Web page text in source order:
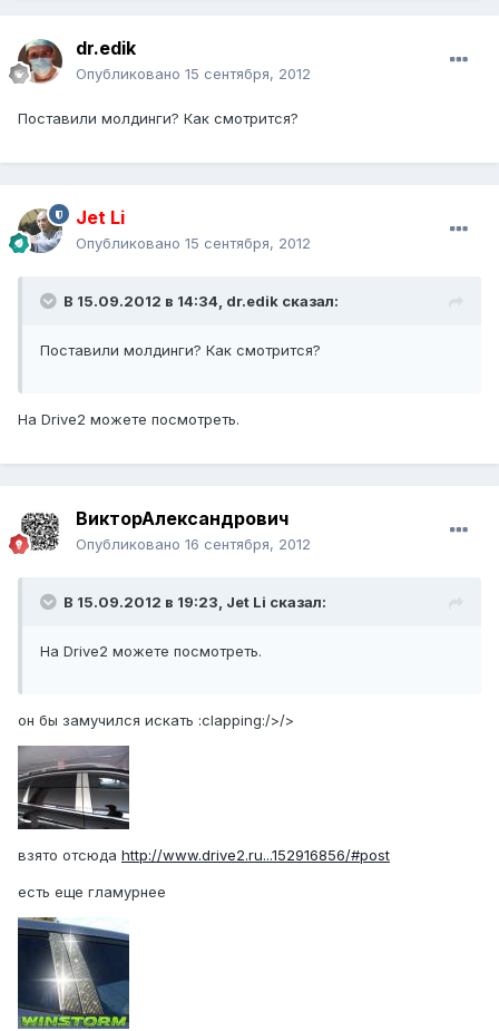
dr.edik
Опубликовано 15 сентября, 2012
Поставили молдинги? Как смотрится?
Jet Li
Опубликовано 15 сентября, 2012
В 15.09.2012 в 14:34, dr.edik сказал:
Поставили молдинги? Как смотрится?
На Drive2 можете посмотреть.
ВикторАлександрович
Опубликовано 16 сентября, 2012
В 15.09.2012 в 19:23, Jet Li сказал:
На Drive2 можете посмотреть.
он бы замучился искать :clapping:/>/>
взято отсюда http://www.drive2.ru...152916856/#post
есть еще гламурнее